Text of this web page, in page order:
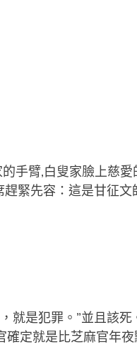
手臂,白叟家臉上慈愛
緊先容：這是甘征文
就是犯罪。”並且該死
確定就是比芝麻官年